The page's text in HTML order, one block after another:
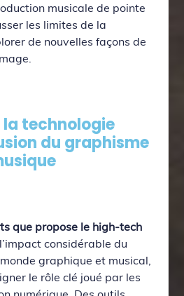
musicale de pointe
les limites de la
de nouvelles façons de
la technologie
du graphisme
que propose le high-tech
considérable du
graphique et musical,
le rôle clé joué par les